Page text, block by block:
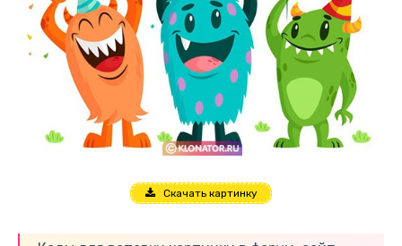
Скачать картинку